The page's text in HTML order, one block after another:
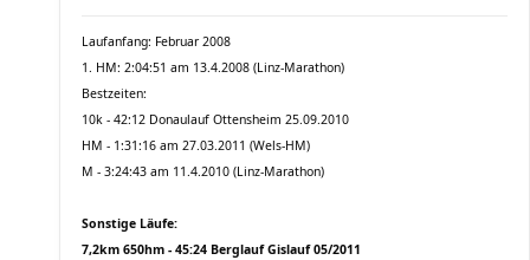
Laufanfang: Februar 2008
1. HM: 2:04:51 am 13.4.2008 (Linz-Marathon)
Bestzeiten:
10k - 42:12 Donaulauf Ottensheim 25.09.2010
HM - 1:31:16 am 27.03.2011 (Wels-HM)
M - 3:24:43 am 11.4.2010 (Linz-Marathon)
Sonstige Läufe:
7,2km 650hm - 45:24 Berglauf Gislauf 05/2011